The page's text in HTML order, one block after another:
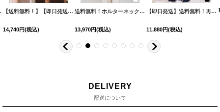
[ 5044YNdzw-240228-2]
X] 【SB】dzw 【送料無料！】【即日発送】キャミソールラメロングドレス/キャバドレス【XS-XLサイズ/3カラー】[OF03] 【YN】dzy【一部予約商品/9月上旬発送予定】
14,740円(税込)
送料無料！ホルターネック/ラメ生地/クリンクル素材/フロントジップ/セットアップ/サイドスリット/ロングドレス/キャバドレス【XS-Mサイズ/2カラー】[OF03]【YN】dzcv
13,970円(税込)
【即日発送】送料無料！再入荷!グリッターラメキャミロングドレス/キャミ/チェーン/スリット/谷間見せ/ロングドレス/ キャバドレス【XS-XLサイズ/4カラー】[OF01] 【SB】dzj
11,880円(税込)
DELIVERY
配送について